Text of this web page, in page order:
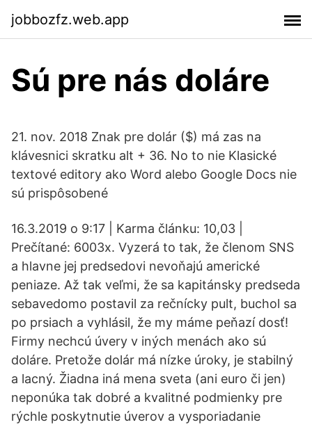
jobbozfz.web.app
Sú pre nás doláre
21. nov. 2018 Znak pre dolár ($) má zas na
klávesnici skratku alt + 36. No to nie Klasické
textové editory ako Word alebo Google Docs nie
sú prispôsobené
16.3.2019 o 9:17 | Karma článku: 10,03 |
Prečítané: 6003x. Vyzerá to tak, že členom SNS
a hlavne jej predsedovi nevoňajú americké
peniaze. Až tak veľmi, že sa kapitánsky predseda
sebavedomo postavil za rečnícky pult, buchol sa
po prsiach a vyhlásil, že my máme peňazí dosť!
Firmy nechcú úvery v iných menách ako sú
doláre. Pretože dolár má nízke úroky, je stabilný
a lacný. Žiadna iná mena sveta (ani euro či jen)
neponúka tak dobré a kvalitné podmienky pre
rýchle poskytnutie úverov a vysporiadanie